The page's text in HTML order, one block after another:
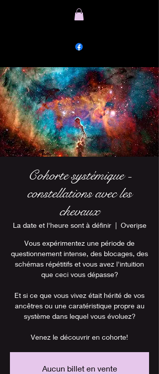
Cohorte systémique -
constellations avec les
chevaux
La date et l'heure sont à définir
  |
Overijse
Vous expérimentez une période de
questionnement intense, des blocages, des
schémas répétitifs et vous avez l'intuition
que ceci vous dépasse?
Et si ce que vous vivez était hérité de vos
ancêtres ou une caratéristique propre au
système dans lequel vous évoluez?
Venez le découvrir en cohorte!
Aucun billet en vente